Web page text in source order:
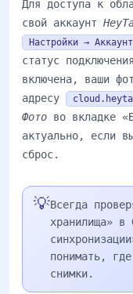
Для доступа к
свой аккаунт
Настройки →
статус
включена, ваши
адресу
Фото во вкладке
актуально, если
сброс.
💡Всегда
хранилища» в
понимать,
снимки.